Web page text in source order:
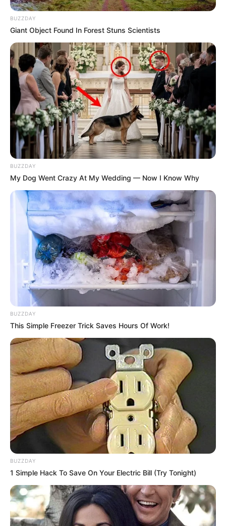
TAGS
ΑΛΙΒΕΡΙ ΝΕΑ
ΣΕΙΣΜΟΣ
ΤΑΥΤΟΤΗΤΑ ΚΑΙ ΕΠΙΚΟΙΝΩΝΙΑ ΟΡΟΙ ΧΡΗΣΗΣ
BUZZDAY
Giant Object Found In Forest Stuns Scientists
BUZZDAY
My Dog Went Crazy At My Wedding — Now I Know Why
BUZZDAY
This Simple Freezer Trick Saves Hours Of Work!
BUZZDAY
1 Simple Hack To Save On Your Electric Bill (Try Tonight)